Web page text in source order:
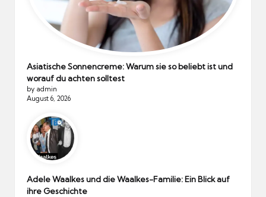
Asiatische Sonnencreme: Warum sie so beliebt ist und
worauf du achten solltest
by admin
August 6, 2026
Adele Waalkes und die Waalkes-Familie: Ein Blick auf
ihre Geschichte